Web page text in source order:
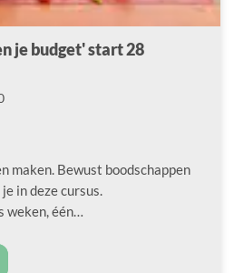
je budget' start 28
maken. Bewust boodschappen
in deze cursus.
weken, één…